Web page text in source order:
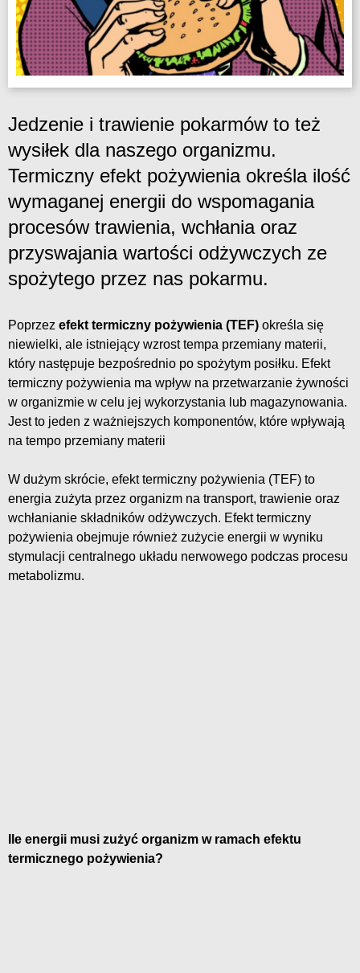
Jedzenie i trawienie pokarmów to też
wysiłek dla naszego organizmu.
Termiczny efekt pożywienia określa ilość
wymaganej energii do wspomagania
procesów trawienia, wchłania oraz
przyswajania wartości odżywczych ze
spożytego przez nas pokarmu.
Poprzez efekt termiczny pożywienia (TEF) określa się
niewielki, ale istniejący wzrost tempa przemiany materii,
który następuje bezpośrednio po spożytym posiłku. Efekt
termiczny pożywienia ma wpływ na przetwarzanie żywności
w organizmie w celu jej wykorzystania lub magazynowania.
Jest to jeden z ważniejszych komponentów, które wpływają
na tempo przemiany materii
W dużym skrócie, efekt termiczny pożywienia (TEF) to
energia zużyta przez organizm na transport, trawienie oraz
wchłanianie składników odżywczych. Efekt termiczny
pożywienia obejmuje również zużycie energii w wyniku
stymulacji centralnego układu nerwowego podczas procesu
metabolizmu.
Ile energii musi zużyć organizm w ramach efektu
termicznego pożywienia?